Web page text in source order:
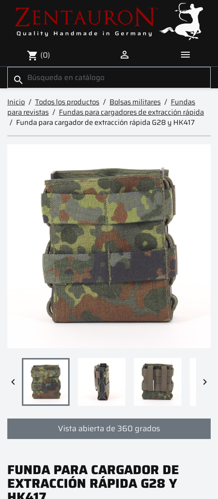
shopping_cart (0)  
search
Inicio Todos los productos Bolsas militares
Fundas
para revistas
Fundas para cargadores de extracción rápida
Funda para cargador de extracción rápida G28 y HK417
 
Vista abierta de 360 grados
FUNDA PARA CARGADOR DE
EXTRACCIÓN RÁPIDA G28 Y